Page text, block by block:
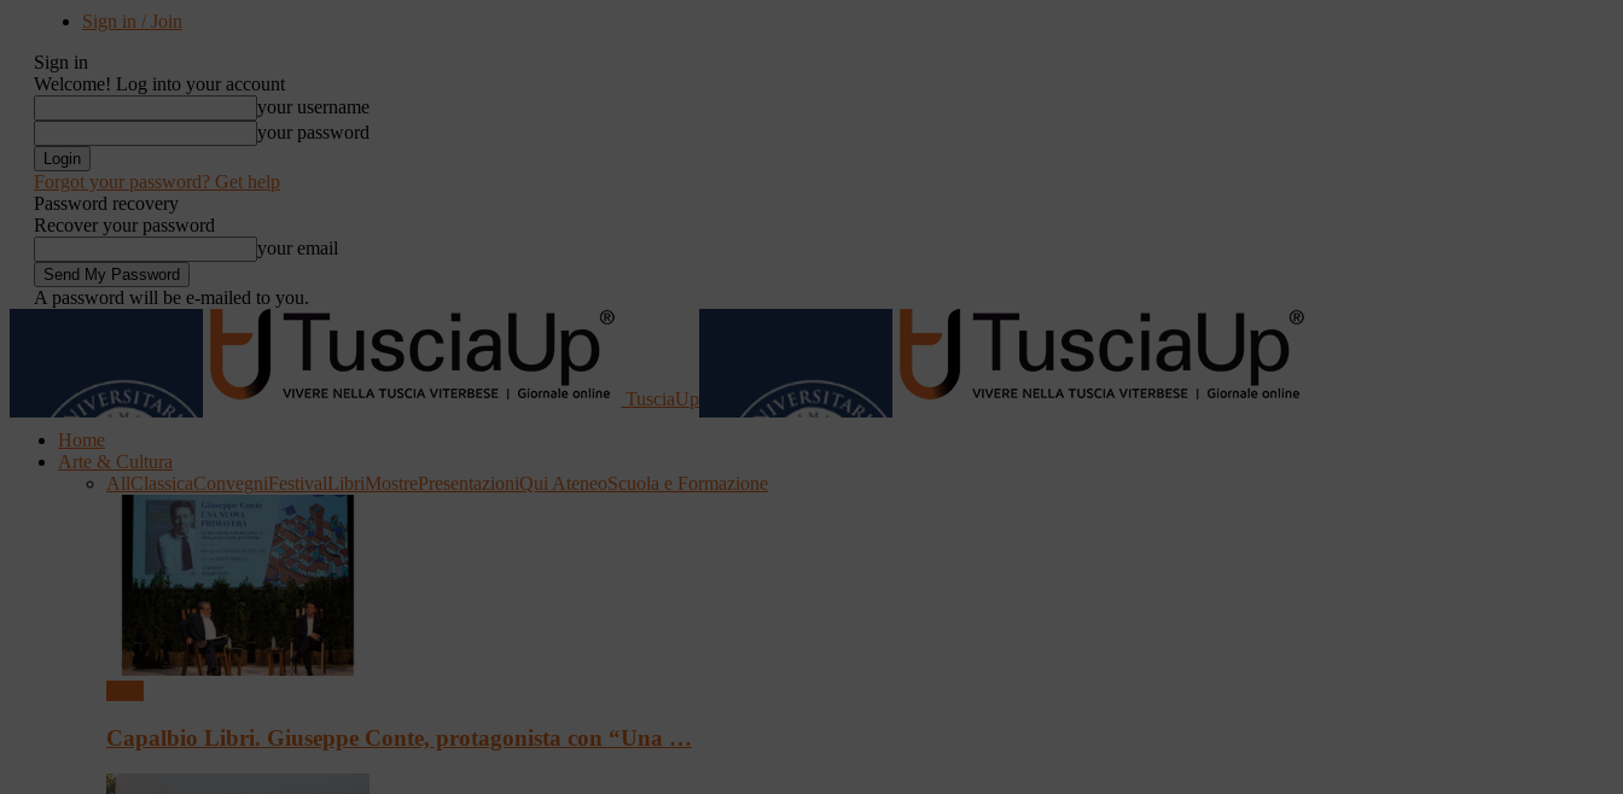
Sign in / Join
Sign in
Welcome! Log into your account
your username
your password
Forgot your password? Get help
Password recovery
Recover your password
your email
A password will be e-mailed to you.
TusciaUp
Home
Arte & Cultura
AllClassicaConvegniFestivalLibriMostrePresentazioniQui AteneoScuola e Formazione
Capalbio Libri. Giuseppe Conte, protagonista con “Una …